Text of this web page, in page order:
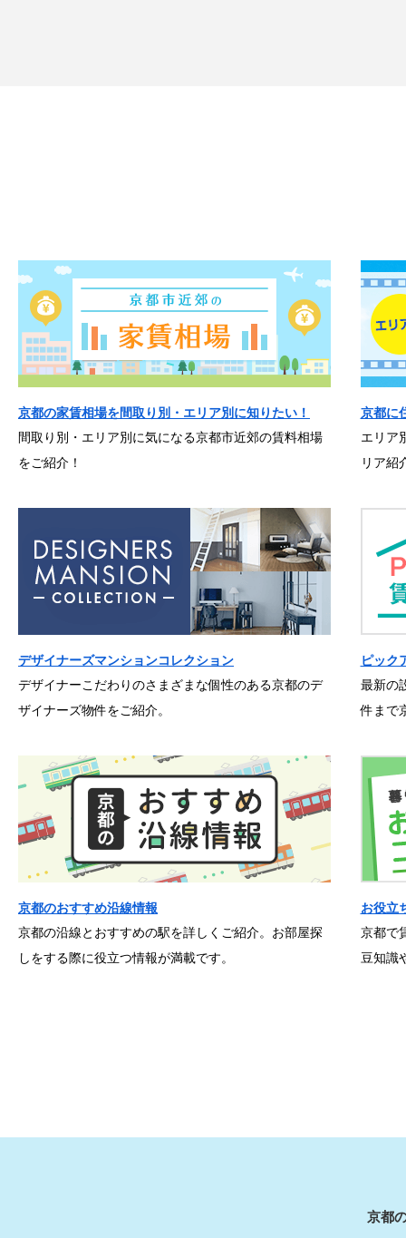
京都の家賃相場を間取り別・エリア別に知りたい！
間取り別・エリア別に気になる京都市近郊の賃料相場
をご紹介！
京都に
エリア
リア紹
デザイナーズマンションコレクション
デザイナーこだわりのさまざまな個性のある京都のデ
ザイナーズ物件をご紹介。
ピック
最新の
件まで
京都のおすすめ沿線情報
京都の沿線とおすすめの駅を詳しくご紹介。お部屋探
しをする際に役立つ情報が満載です。
お役立
京都で
豆知識
京都